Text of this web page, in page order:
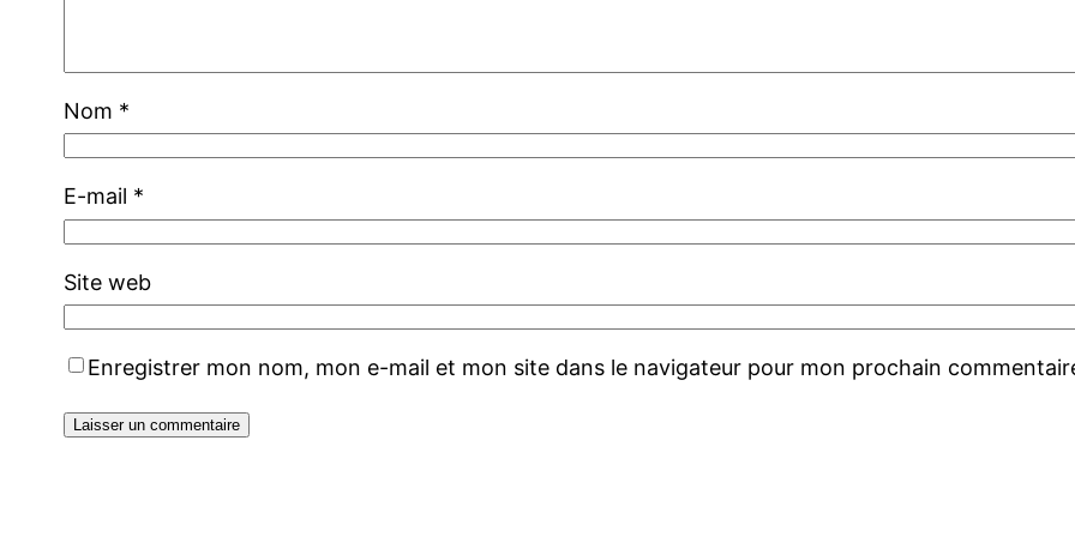
Nom *
E-mail *
Site web
Enregistrer mon nom, mon e-mail et mon site dans le navigateur pour mon prochain